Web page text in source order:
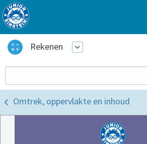
Rekenen
Omtrek, oppervlakte en inhoud